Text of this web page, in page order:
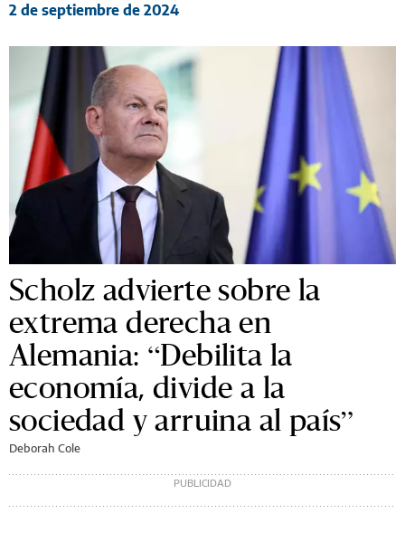
2 de septiembre de 2024
Scholz advierte sobre la
extrema derecha en
Alemania: “Debilita la
economía, divide a la
sociedad y arruina al país”
Deborah Cole